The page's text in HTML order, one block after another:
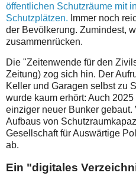
öffentlichen Schutzräume mit
Schutzplätzen. Immer noch
der Bevölkerung. Zumindest,
zusammenrücken.
Die "Zeitenwende für den
Zeitung) zog sich hin. Der
Keller und Garagen selbst zu
wurde kaum erhört: Auch
einziger neuer Bunker
Aufbaus von
Gesellschaft für Auswärtige
ab.
Ein "digitales